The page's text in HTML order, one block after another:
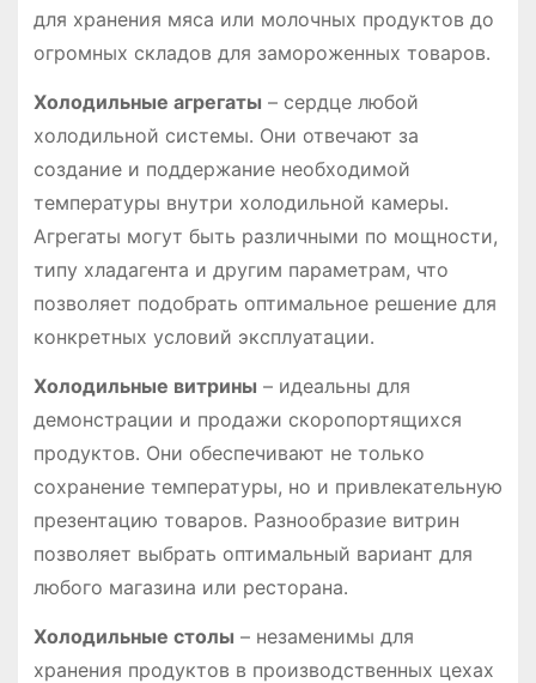
для хранения мяса или молочных продуктов до
огромных складов для замороженных товаров․
Холодильные агрегаты – сердце любой
холодильной системы․ Они отвечают за
создание и поддержание необходимой
температуры внутри холодильной камеры․
Агрегаты могут быть различными по мощности,
типу хладагента и другим параметрам, что
позволяет подобрать оптимальное решение для
конкретных условий эксплуатации․
Холодильные витрины – идеальны для
демонстрации и продажи скоропортящихся
продуктов․ Они обеспечивают не только
сохранение температуры, но и привлекательную
презентацию товаров․ Разнообразие витрин
позволяет выбрать оптимальный вариант для
любого магазина или ресторана․
Холодильные столы – незаменимы для
хранения продуктов в производственных цехах